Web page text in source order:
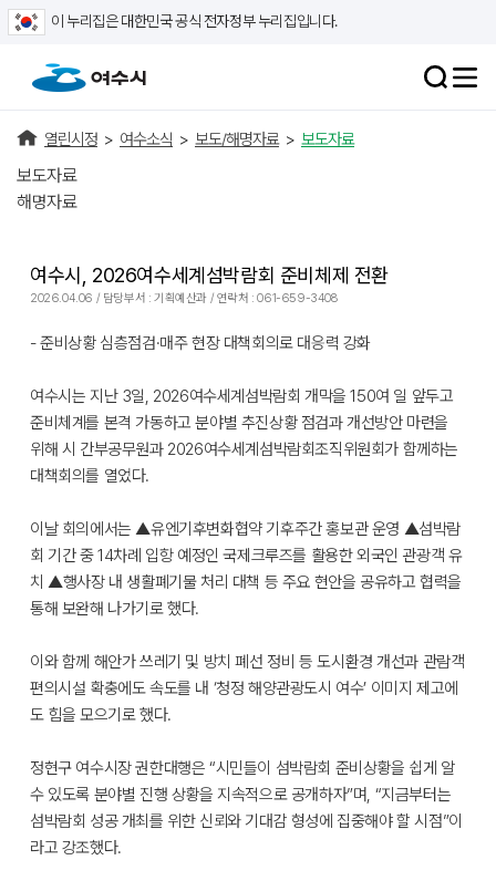
이 누리집은 대한민국 공식 전자정부 누리집입니다.
열린시정 > 여수소식 > 보도/해명자료 > 보도자료
보도자료
해명자료
여수시, 2026여수세계섬박람회 준비체제 전환
2026.04.06 / 담당부서 : 기획예산과 / 연락처 : 061-659-3408
- 준비상황 심층점검·매주 현장 대책회의로 대응력 강화
여수시는 지난 3일, 2026여수세계섬박람회 개막을 150여 일 앞두고
준비체계를 본격 가동하고 분야별 추진상황 점검과 개선방안 마련을
위해 시 간부공무원과 2026여수세계섬박람회조직위원회가 함께하는
대책회의를 열었다.
이날 회의에서는 ▲유엔기후변화협약 기후주간 홍보관 운영 ▲섬박람
회 기간 중 14차례 입항 예정인 국제크루즈를 활용한 외국인 관광객 유
치 ▲행사장 내 생활폐기물 처리 대책 등 주요 현안을 공유하고 협력을
통해 보완해 나가기로 했다.
이와 함께 해안가 쓰레기 및 방치 폐선 정비 등 도시환경 개선과 관람객
편의시설 확충에도 속도를 내 ‘청정 해양관광도시 여수’ 이미지 제고에
도 힘을 모으기로 했다.
정현구 여수시장 권한대행은 “시민들이 섬박람회 준비상황을 쉽게 알
수 있도록 분야별 진행 상황을 지속적으로 공개하자”며, “지금부터는
섬박람회 성공 개최를 위한 신뢰와 기대감 형성에 집중해야 할 시점”이
라고 강조했다.